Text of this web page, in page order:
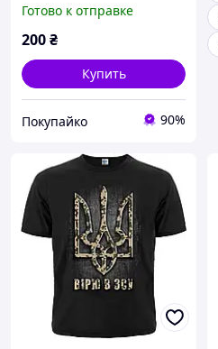
Готово к отправке
200₴
Купить
Покупайко 90%